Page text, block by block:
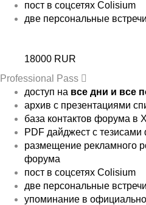
пост в соцсетях Colisium
две персональные
18000 RUR
Professional Pass
доступ на все дни и все
архив с презентациями
база контактов форума в
PDF дайджест с
размещение рекламного
форума
пост в соцсетях Colisium
две персональные
упоминание в